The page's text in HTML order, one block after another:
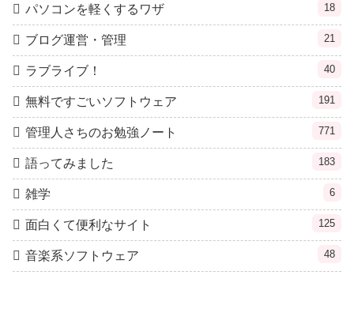
パソコンを軽くするワザ 18
ブログ運営・管理 21
ラブライブ！ 40
無料ですごいソフトウェア 191
管理人さちのお勉強ノート 771
語ってみました 183
雑学 6
面白くて便利なサイト 125
音楽系ソフトウェア 48